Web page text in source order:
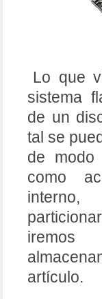
Lo que
sistema
de un
tal se
de
como
artículo.